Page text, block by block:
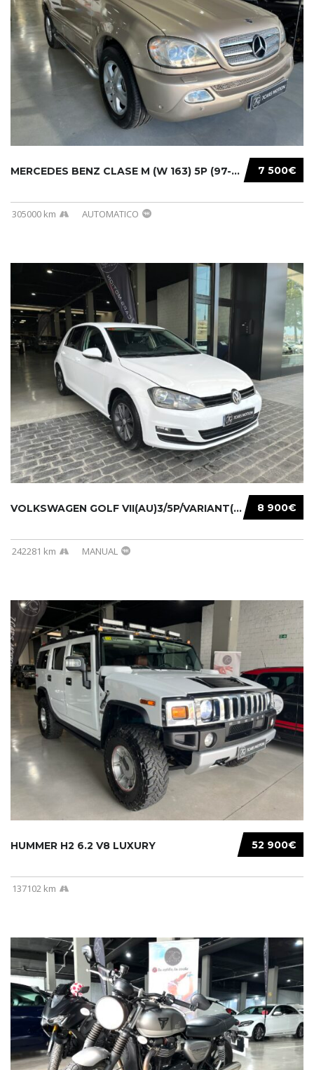
7 500€
MERCEDES BENZ CLASE M (W 163) 5P (97-05) 200...
305000 km AUTOMATICO
8 900€
VOLKSWAGEN GOLF VII(AU)3/5P/VARIANT(12-16 20...
242281 km MANUAL
52 900€
HUMMER H2 6.2 V8 LUXURY
137102 km